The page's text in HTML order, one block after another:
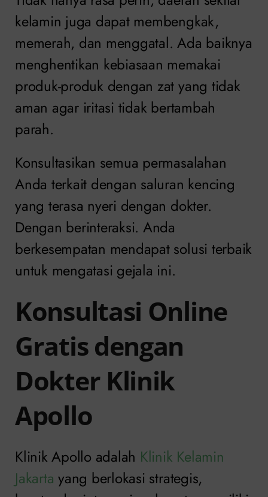
kelamin juga dapat membengkak,
memerah, dan menggatal. Ada baiknya
menghentikan kebiasaan memakai
produk-produk dengan zat yang tidak
aman agar iritasi tidak bertambah
parah.
Konsultasikan semua permasalahan
Anda terkait dengan saluran kencing
yang terasa nyeri dengan dokter.
Dengan berinteraksi. Anda
berkesempatan mendapat solusi terbaik
untuk mengatasi gejala ini.
Konsultasi Online
Gratis dengan
Dokter Klinik
Apollo
Klinik Apollo adalah Klinik Kelamin
Jakarta yang berlokasi strategis,